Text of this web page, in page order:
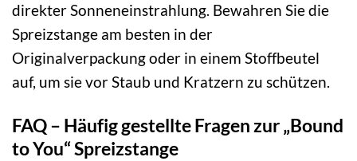
direkter Sonneneinstrahlung. Bewahren Sie die
Spreizstange am besten in der
Originalverpackung oder in einem Stoffbeutel
auf, um sie vor Staub und Kratzern zu schützen.
FAQ – Häufig gestellte Fragen zur „Bound
to You“ Spreizstange